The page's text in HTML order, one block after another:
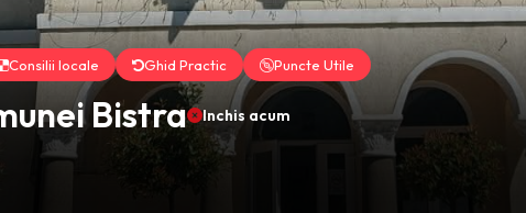
Consilii locale Ghid Practic Puncte Utile
Bistra Inchis acum